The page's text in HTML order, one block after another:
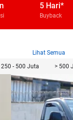
5 Hari*
Buyback
Lihat Semua
250 - 500 Juta > 500